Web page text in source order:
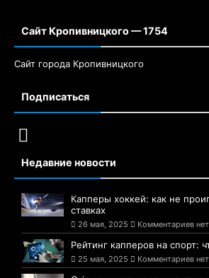
Сайт Кропивницкого — 1754
Сайт города Кропивницкого
Подписаться
Недавние новости
Капперы хоккей: как не
ставках
26 мая, 2025 Комментариев нет
Рейтинг капперов на спорт:
25 мая, 2025 Комментариев нет